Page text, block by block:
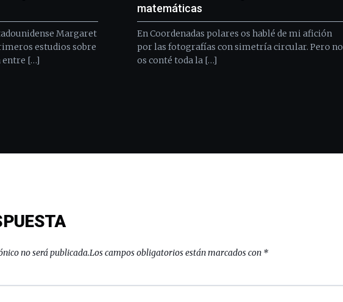
Margaret
estudios sobre
entre […]
matemáticas
En Coordenadas polares os hablé de mi afición
por las fotografías con simetría circular. Pero no
os conté toda la […]
no será publicada.Los campos obligatorios están marcados con *